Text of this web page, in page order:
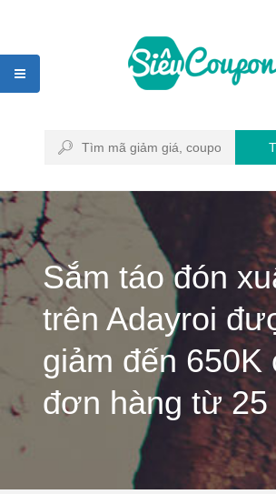
Sắm táo đón
trên Adayroi
giảm đến 650K
đơn hàng từ 25